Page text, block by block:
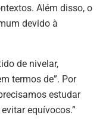
Além disso, o
devido à
de nivelar,
termos de”. Por
estudar
equívocos.”